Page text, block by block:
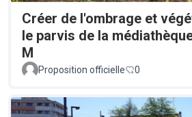
Créer de l'ombrage et
le parvis de la
M
Proposition officielle 0